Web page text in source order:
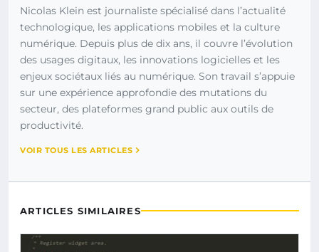
Nicolas Klein est journaliste spécialisé dans l’actualité
technologique, les applications mobiles et la culture
numérique. Depuis plus de dix ans, il couvre l’évolution
des usages digitaux, les innovations logicielles et les
enjeux sociétaux liés au numérique. Son travail s’appuie
sur une expérience approfondie des mutations du
secteur, des plateformes grand public aux outils de
productivité.
VOIR TOUS LES ARTICLES
ARTICLES SIMILAIRES